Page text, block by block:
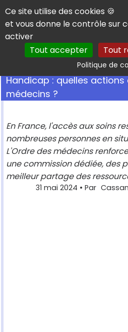
Panneau de gestion des cookies
Ce site utilise des cookies 🍪
et vous donne le contrôle sur
activer
Tout accepter
Tout
Politique de
Handicap : quelles actions
médecins ?
En France, l'accès aux soins
nombreuses personnes en
L'Ordre des médecins
une commission dédiée, des
meilleur partage des
31 mai 2024 • Par